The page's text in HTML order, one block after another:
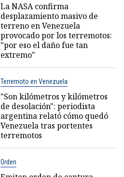
La NASA confirma
desplazamiento masivo de
terreno en Venezuela
provocado por los terremotos:
"por eso el daño fue tan
extremo"
Terremoto en Venezuela
"Son kilómetros y kilómetros
de desolación": periodista
argentina relató cómo quedó
Venezuela tras portentes
terremotos
Orden